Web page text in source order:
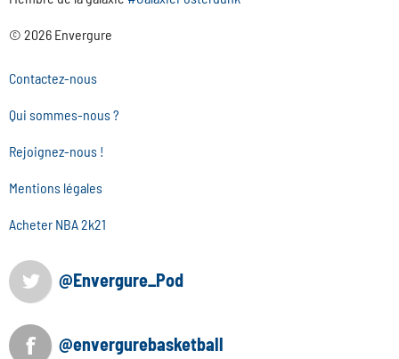
© 2026 Envergure
Contactez-nous
Qui sommes-nous ?
Rejoignez-nous !
Mentions légales
Acheter NBA 2k21
@Envergure_Pod
@envergurebasketball